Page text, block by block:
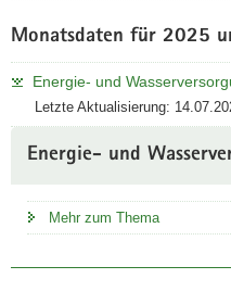
Monatsdaten für 2025
Energie- und
Letzte Aktualisierung:
Energie- und
Mehr zum Thema